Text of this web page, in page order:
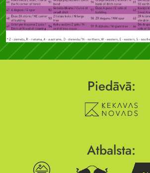
Piedāvā:
Atbalsta: